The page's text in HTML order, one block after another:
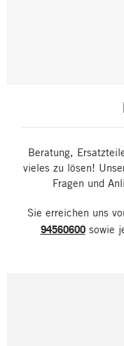
Beratung,
vieles zu lösen!
Fragen und
Sie erreichen uns
94560600sowie